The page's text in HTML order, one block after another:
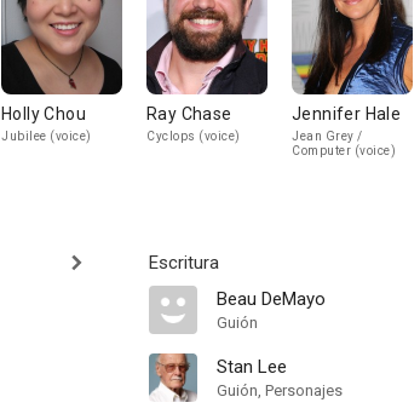
Holly Chou
Jubilee (voice)
Ray Chase
Cyclops (voice)
Jennifer Hale
Jean Grey /
Computer (voice)
Escritura
Beau DeMayo
Guión
Stan Lee
Guión, Personajes